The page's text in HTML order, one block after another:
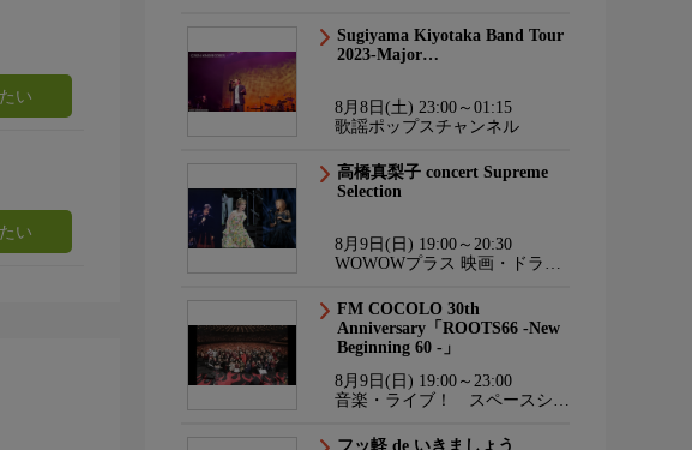
い
い
Sugiyama Kiyotaka Band Tour
2023-Major…
8月8日(土) 23:00～01:15
歌謡ポップスチャンネル
高橋真梨子 concert Supreme
Selection
8月9日(日) 19:00～20:30
WOWOWプラス 映画・ドラ
FM COCOLO 30th
Anniversary「ROOTS66 -New
Beginning 60 -」
8月9日(日) 19:00～23:00
音楽・ライブ！ スペースシャ
フッ軽 de いきましょう